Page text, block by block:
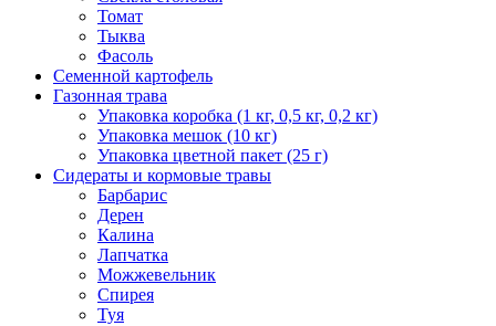
Томат
Тыква
Фасоль
Семенной картофель
Газонная трава
Упаковка коробка (1 кг, 0,5 кг, 0,2 кг)
Упаковка мешок (10 кг)
Упаковка цветной пакет (25 г)
Сидераты и кормовые травы
Барбарис
Дерен
Калина
Лапчатка
Можжевельник
Спирея
Туя